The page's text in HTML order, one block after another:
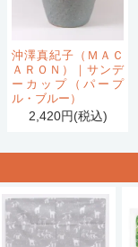
沖澤真紀子（ＭＡＣ
ＡＲＯＮ）｜サンデ
ーカップ（パープ
ル・ブルー）
2,420円(税込)